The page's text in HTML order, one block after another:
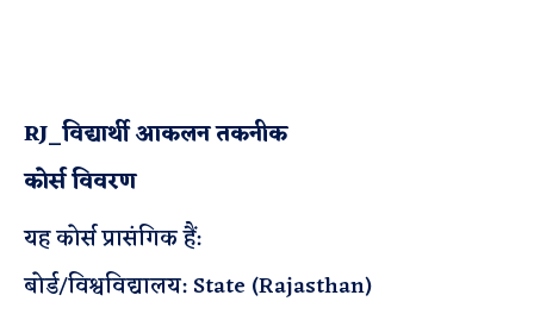
RJ_विद्यार्थी आकलन तकनीक
कोर्स विवरण
यह कोर्स प्रासंगिक हैं:
बोर्ड/विश्वविद्यालय: State (Rajasthan)